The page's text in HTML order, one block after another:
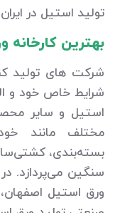
تولید استیل در
بهترین
شرکت های تولید
شرایط خاص خود و
استیل و سایر
مختلف مانند
بسته‌بندی،
سنگین می‌پردازد. در
ورق استیل